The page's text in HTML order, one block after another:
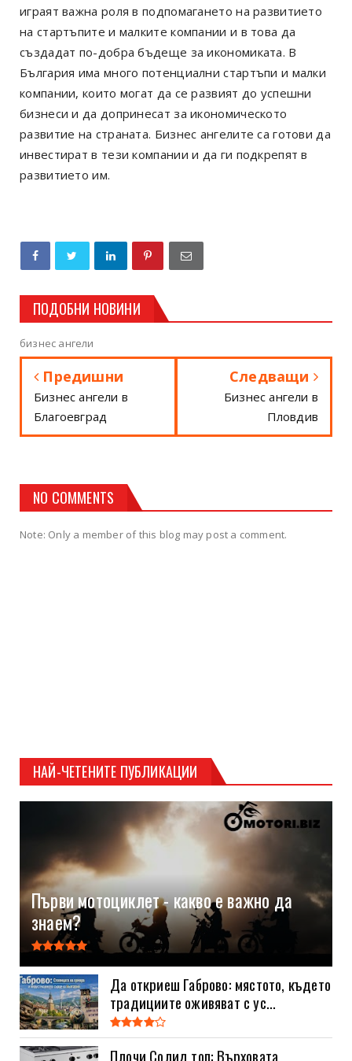
играят важна роля в подпомагането на развитието
на стартъпите и малките компании и в това да
създадат по-добра бъдеще за икономиката. В
България има много потенциални стартъпи и малки
компании, които могат да се развият до успешни
бизнеси и да допринесат за икономическото
развитие на страната. Бизнес ангелите са готови да
инвестират в тези компании и да ги подкрепят в
развитието им.
ПОДОБНИ НОВИНИ
бизнес ангели
Предишни
Бизнес ангели в
Благоевград
Следващи
Бизнес ангели в
Пловдив
NO COMMENTS
Note: Only a member of this blog may post a comment.
НАЙ-ЧЕТЕНИТЕ ПУБЛИКАЦИИ
Първи мотоциклет - какво е важно да
знаем?
Да откриеш Габрово: мястото, където
традициите оживяват с ус...
Плочи Солид топ: Върховата